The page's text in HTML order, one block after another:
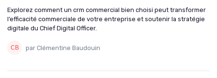
Explorez comment un crm commercial bien choisi peut transformer
l’efficacité commerciale de votre entreprise et soutenir la stratégie
digitale du Chief Digital Officer.
par Clémentine Baudouin